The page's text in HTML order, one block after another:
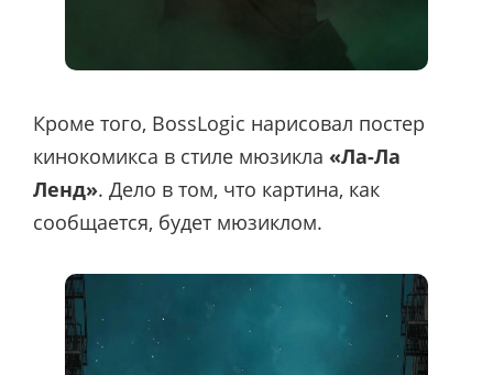
Кроме того, BossLogic нарисовал постер
кинокомикса в стиле мюзикла «Ла-Ла
Ленд». Дело в том, что картина, как
сообщается, будет мюзиклом.